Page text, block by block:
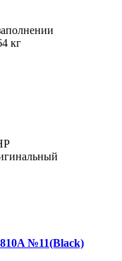
кг
№11(Black)